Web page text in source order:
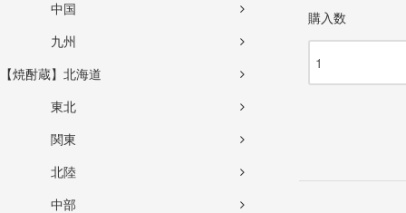
中国
九州
【焼酎蔵】北海道
東北
関東
北陸
中部
購入数